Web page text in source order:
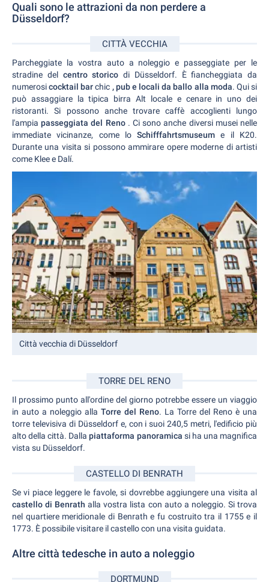
Quali sono le attrazioni da non perdere a
Düsseldorf?
CITTÀ VECCHIA
Parcheggiate la vostra auto a noleggio e passeggiate per le
stradine del centro storico di Düsseldorf. È fiancheggiata da
numerosicocktail barchic , pub e locali da ballo alla moda. Qui si
può assaggiare la tipica birra Alt locale e cenare in uno dei
ristoranti. Si possono anche trovare caffè accoglienti lungo
l'ampiapasseggiata del Reno . Ci sono anche diversi musei nelle
immediate vicinanze, come loSchifffahrtsmuseum e il K20.
Durante una visita si possono ammirare opere moderne di artisti
come Klee e Dalí.
Città vecchia di Düsseldorf
TORRE DEL RENO
Il prossimo punto all'ordine del giorno potrebbe essere un viaggio
in auto a noleggio alla Torre del Reno. La Torre del Reno è una
torre televisiva di Düsseldorf e, con i suoi 240,5 metri, l'edificio più
alto della città. Dallapiattaforma panoramica si ha una magnifica
vista su Düsseldorf.
CASTELLO DI BENRATH
Se vi piace leggere le favole, si dovrebbe aggiungere una visita al
castello di Benrath alla vostra lista con auto a noleggio. Si trova
nel quartiere meridionale di Benrath e fu costruito tra il 1755 e il
1773. È possibile visitare il castello con una visita guidata.
Altre città tedesche in auto a noleggio
DORTMUND